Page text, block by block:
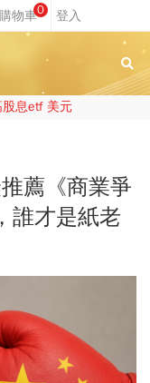
0
股息etf 美元
薦《商業爭
誰才是紙老